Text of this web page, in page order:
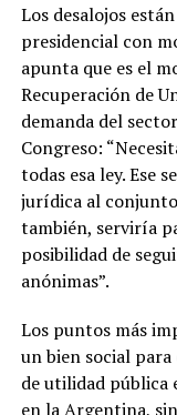
Los desalojos
presidencial con
apunta que es el
Recuperación de
demanda del
Congreso:
todas esa ley. Ese
jurídica al conjunto
también, serviría
posibilidad de
anónimas”.
Los puntos más
un bien social
de utilidad pública
en la Argentina,